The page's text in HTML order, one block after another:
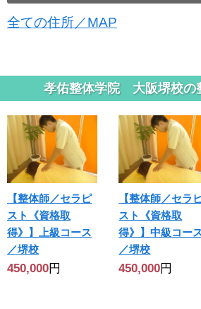
全ての住所／MAP
孝佑整体学院 大阪堺校の
【整体師／セラピ
スト《資格取
得》】上級コース
／堺校
450,000円
【整体師／セラ
スト《資格取
得》】中級コー
／堺校
450,000円